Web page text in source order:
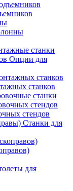
станки
Опции для
станков
станки
стендов
Станки для
для